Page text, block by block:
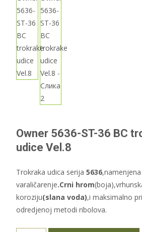
Owner 5636-ST-36 BC
udice Vel.8
Trokraka udica serija 5636
varaličarenje.Crni hrom
koroziju(slana voda),i maksimalno
odredjenoj metodi ribolova.